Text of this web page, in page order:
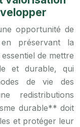
opportunité de
en préservant la
de mettre
et durable, qui
de vie des
redistributions
durable** doit
et protéger leur